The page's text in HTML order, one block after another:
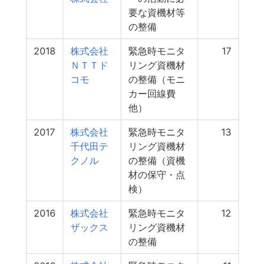
要な資機材等
の整備
2018
株式会社
ＮＴＴド
コモ
緊急時モニタ
リング資機材
の整備（モニ
カー回線費
他）
17
2017
株式会社
千代田テ
クノル
緊急時モニタ
リング資機材
の整備（資機
材の保守・点
検）
13
2016
株式会社
ザックス
緊急時モニタ
リング資機材
の整備
12